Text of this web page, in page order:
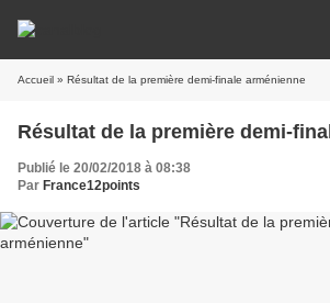
Accueil » Résultat de la première demi-finale arménienne
Résultat de la première demi-
Publié le 20/02/2018 à 08:38
Par France12points